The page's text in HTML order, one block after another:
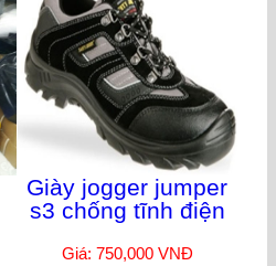
Giày jogger jumper
s3 chống tĩnh điện
Giá: 750,000 VNĐ